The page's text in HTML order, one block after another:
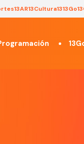
AR13Cultura1313Go